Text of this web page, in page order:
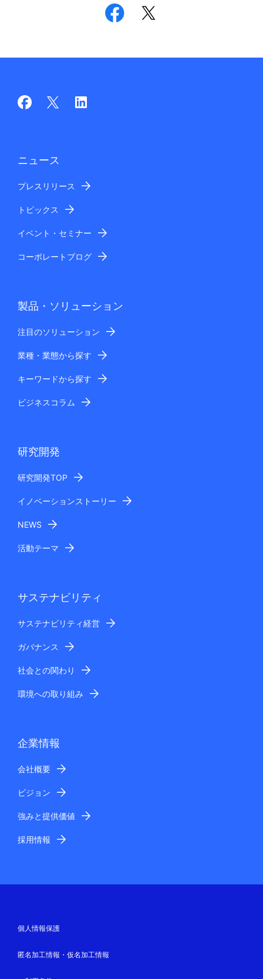
ニュース
プレスリリース
トピックス
イベント・セミナー
コーポレートブログ
製品・ソリューション
注目のソリューション
業種・業態から探す
キーワードから探す
ビジネスコラム
研究開発
研究開発TOP
イノベーションストーリー
NEWS
活動テーマ
サステナビリティ
サステナビリティ経営
ガバナンス
社会との関わり
環境への取り組み
企業情報
会社概要
ビジョン
強みと提供価値
採用情報
個人情報保護
匿名加工情報・仮名加工情報